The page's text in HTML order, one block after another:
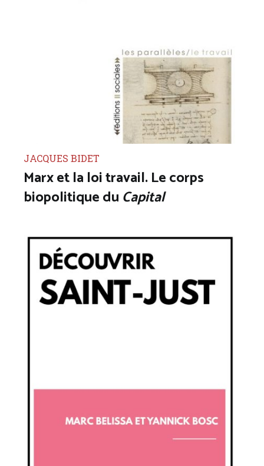
JACQUES BIDET
Marx et la loi travail. Le corps
biopolitique du Capital